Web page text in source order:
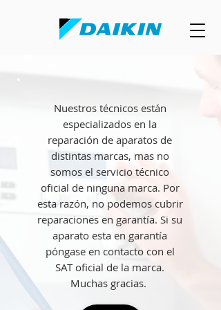
Nuestros técnicos están
especializados en la
reparación de aparatos de
distintas marcas, mas no
somos el servicio técnico
oficial de ninguna marca. Por
esta razón, no podemos cubrir
reparaciones en garantía. Si su
aparato esta en garantía
póngase en contacto con el
SAT oficial de la marca.
Muchas gracias.